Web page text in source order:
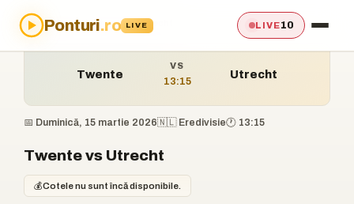
Ponturi.ro LIVE LIVE10
Acasă›Ponturi›Twente vs Utrecht
Twente
VS
13:15
Utrecht
📅 Duminică, 15 martie 2026🇳🇱 Eredivisie🕐 13:15
Twente vs Utrecht
💰Cotele nu sunt încă disponibile.